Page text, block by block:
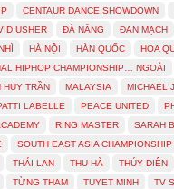
CENTAUR DANCE SHOWDOWN
USHER ĐÀ NẴNG
ĐAN MẠCH
HÀ NỘI HÀN QUỐC
HOA
HIPHOP CHAMPIONSHIP… NGOÀI
HUY TRẦN MALAYSIA
MICHAEL
LABELLE PEACE UNITED
RING MASTER
SARAH
SOUTH EAST ASIA CHAMPIONSHIP
THÁI LAN THU HÀ
THÚY DIÊN
TỪNG THAM TUYET MINH
TV